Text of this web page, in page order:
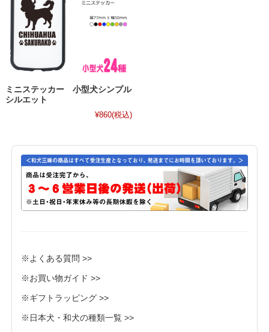
ミニステッカー 小型犬シンプル
シルエット
¥860(税込)
※よくある質問 >>
※お買い物ガイド >>
※ギフトラッピング >>
※日本犬・和犬の種類一覧 >>